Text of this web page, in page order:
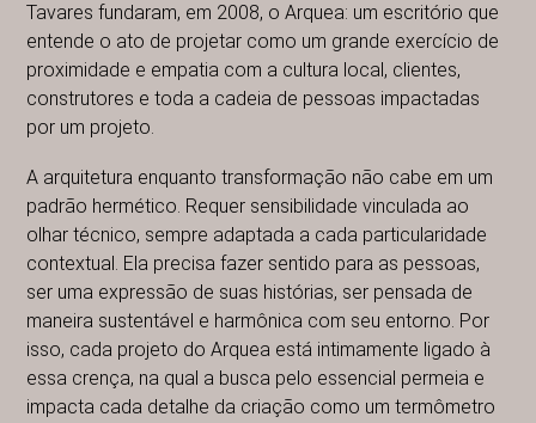
Tavares fundaram, em 2008, o Arquea: um escritório que
entende o ato de projetar como um grande exercício de
proximidade e empatia com a cultura local, clientes,
construtores e toda a cadeia de pessoas impactadas
por um projeto.
A arquitetura enquanto transformação não cabe em um
padrão hermético. Requer sensibilidade vinculada ao
olhar técnico, sempre adaptada a cada particularidade
contextual. Ela precisa fazer sentido para as pessoas,
ser uma expressão de suas histórias, ser pensada de
maneira sustentável e harmônica com seu entorno. Por
isso, cada projeto do Arquea está intimamente ligado à
essa crença, na qual a busca pelo essencial permeia e
impacta cada detalhe da criação como um termômetro